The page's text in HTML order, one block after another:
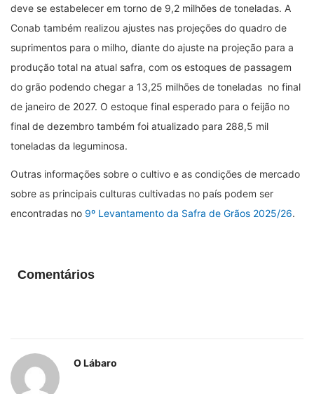
deve se estabelecer em torno de 9,2 milhões de toneladas. A
Conab também realizou ajustes nas projeções do quadro de
suprimentos para o milho, diante do ajuste na projeção para a
produção total na atual safra, com os estoques de passagem
do grão podendo chegar a 13,25 milhões de toneladas no final
de janeiro de 2027. O estoque final esperado para o feijão no
final de dezembro também foi atualizado para 288,5 mil
toneladas da leguminosa.
Outras informações sobre o cultivo e as condições de mercado
sobre as principais culturas cultivadas no país podem ser
encontradas no 9º Levantamento da Safra de Grãos 2025/26.
Comentários
O Lábaro